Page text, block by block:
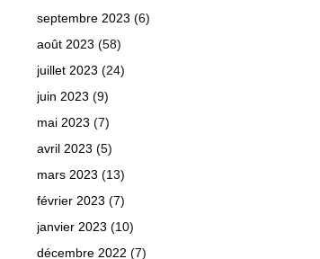
septembre 2023 (6)
août 2023 (58)
juillet 2023 (24)
juin 2023 (9)
mai 2023 (7)
avril 2023 (5)
mars 2023 (13)
février 2023 (7)
janvier 2023 (10)
décembre 2022 (7)